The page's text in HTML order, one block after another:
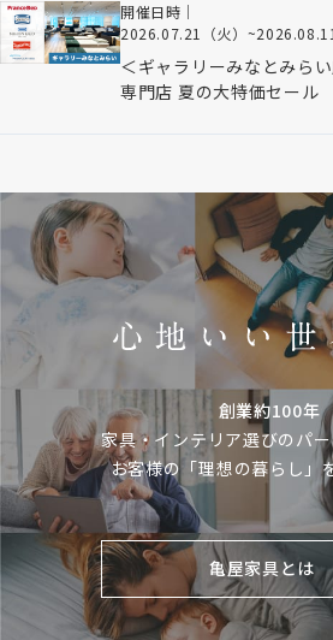
開催日時｜
2026.07.21（火） ~
＜ギャラリーみなとみら
専門店 夏の大特価セール
創業約100年
家具・インテリア選びのパ
お客様の「理想の暮らし」
亀屋家具とは